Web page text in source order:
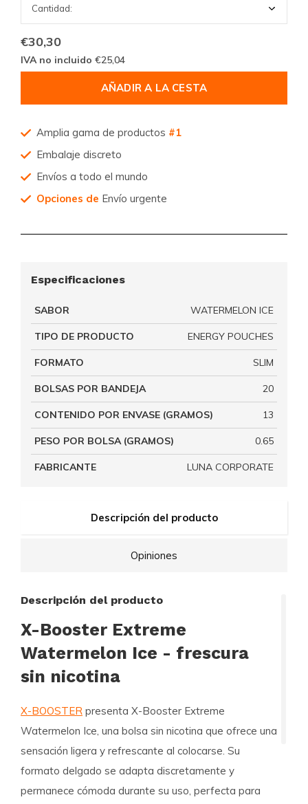
€30,30
IVA no incluido €25,04
AÑADIR A LA CESTA
Amplia gama de productos #1
Embalaje discreto
Envíos a todo el mundo
Opciones de Envío urgente
Descripción del producto
Opiniones
Descripción del producto
X-Booster Extreme
Watermelon Ice - frescura
sin nicotina
X-BOOSTER presenta X-Booster Extreme
Watermelon Ice, una bolsa sin nicotina que ofrece una
sensación ligera y refrescante al colocarse. Su
formato delgado se adapta discretamente y
permanece cómoda durante su uso, perfecta para
Especificaciones
SABOR WATERMELON ICE
TIPO DE PRODUCTO ENERGY POUCHES
FORMATO SLIM
BOLSAS POR BANDEJA 20
CONTENIDO POR ENVASE (GRAMOS) 13
PESO POR BOLSA (GRAMOS) 0.65
FABRICANTE LUNA CORPORATE